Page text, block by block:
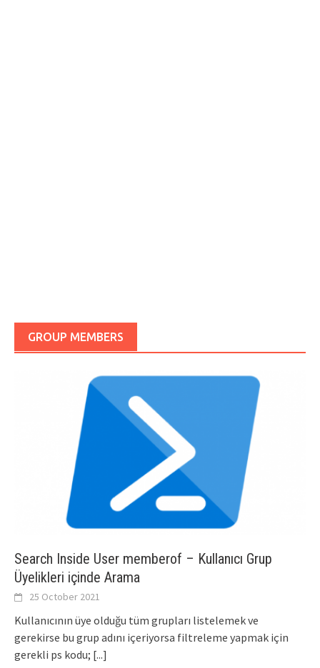
GROUP MEMBERS
Search Inside User memberof – Kullanıcı Grup
Üyelikleri içinde Arama
25 October 2021
Kullanıcının üye olduğu tüm grupları listelemek ve
gerekirse bu grup adını içeriyorsa filtreleme yapmak için
gerekli ps kodu; [...]